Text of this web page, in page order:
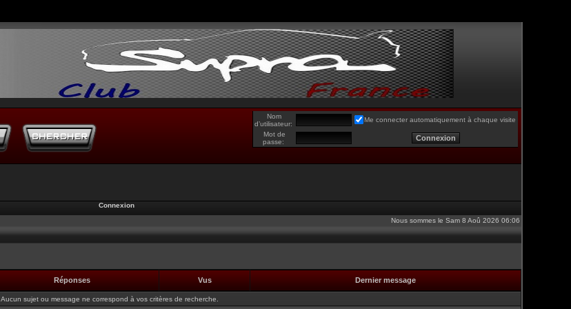
Nom
d’utilisateur:
Me connecter automatiquement à chaque visite
Mot de
passe:
Connexion
Nous sommes le Sam 8 Aoû 2026 06:06
Réponses Vus Dernier message
Aucun sujet ou message ne correspond à vos critères de recherche.